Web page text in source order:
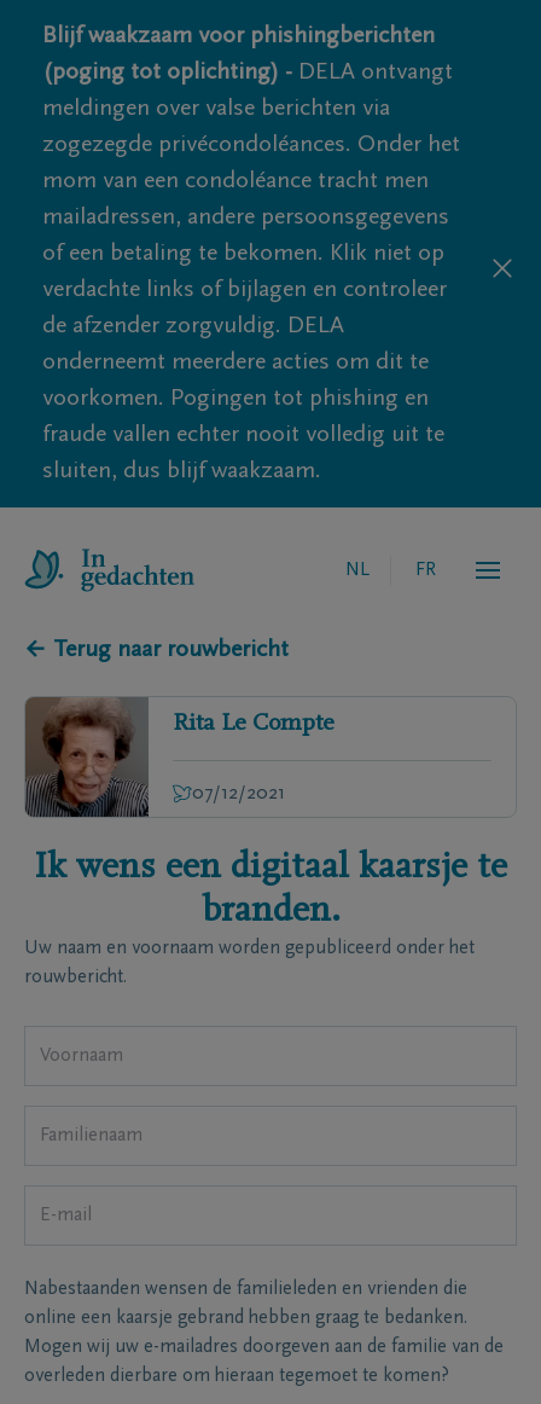
Blijf waakzaam voor phishingberichten
(poging tot oplichting) - DELA ontvangt
meldingen over valse berichten via
zogezegde privécondoléances. Onder het
mom van een condoléance tracht men
mailadressen, andere persoonsgegevens
of een betaling te bekomen. Klik niet op
verdachte links of bijlagen en controleer
de afzender zorgvuldig. DELA
onderneemt meerdere acties om dit te
voorkomen. Pogingen tot phishing en
fraude vallen echter nooit volledig uit te
sluiten, dus blijf waakzaam.
NL FR
← Terug naar rouwbericht
Rita Le Compte
07/12/2021
Ik wens een digitaal kaarsje te
branden.
Uw naam en voornaam worden gepubliceerd onder het
rouwbericht.
Nabestaanden wensen de familieleden en vrienden die
online een kaarsje gebrand hebben graag te bedanken.
Mogen wij uw e-mailadres doorgeven aan de familie van de
overleden dierbare om hieraan tegemoet te komen?